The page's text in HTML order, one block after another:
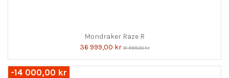
Mondraker Raze R
36 999,00 kr51 999,00 kr
-14 000,00 kr